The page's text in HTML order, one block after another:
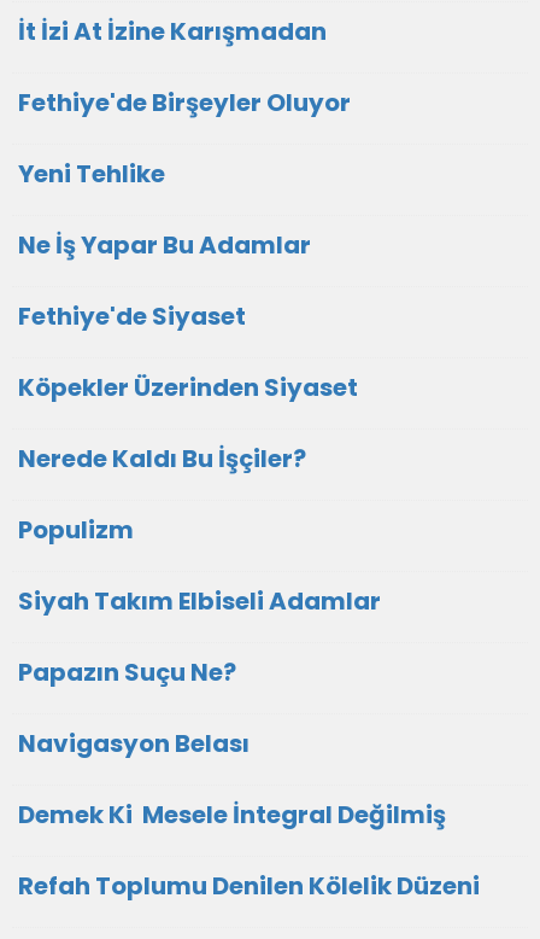
İt İzi At İzine Karışmadan
Fethiye'de Birşeyler Oluyor
Yeni Tehlike
Ne İş Yapar Bu Adamlar
Fethiye'de Siyaset
Köpekler Üzerinden Siyaset
Nerede Kaldı Bu İşçiler?
Populizm
Siyah Takım Elbiseli Adamlar
Papazın Suçu Ne?
Navigasyon Belası
Demek Ki Mesele İntegral Değilmiş
Refah Toplumu Denilen Kölelik Düzeni